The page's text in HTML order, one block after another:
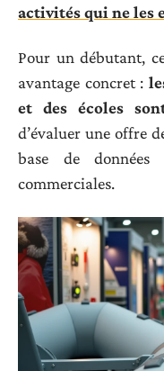
activités qui ne les
Pour un débutant,
avantage concret :
et des écoles
d’évaluer une offre
base de données
commerciales.